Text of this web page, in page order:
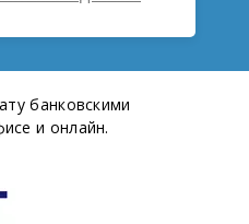
банковскими
и онлайн.